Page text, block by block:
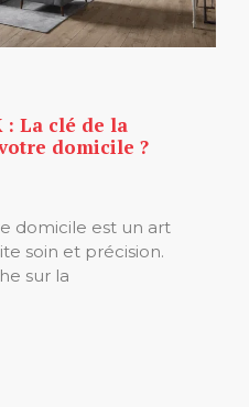
: La clé de la
domicile ?
domicile est un art
soin et précision.
sur la